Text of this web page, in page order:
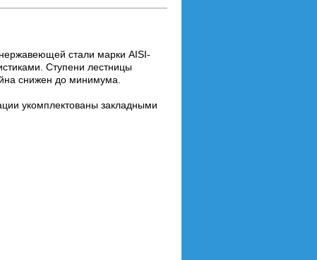
стали марки AISI-
Ступени лестницы
снижен до минимума.
укомплектованы закладными